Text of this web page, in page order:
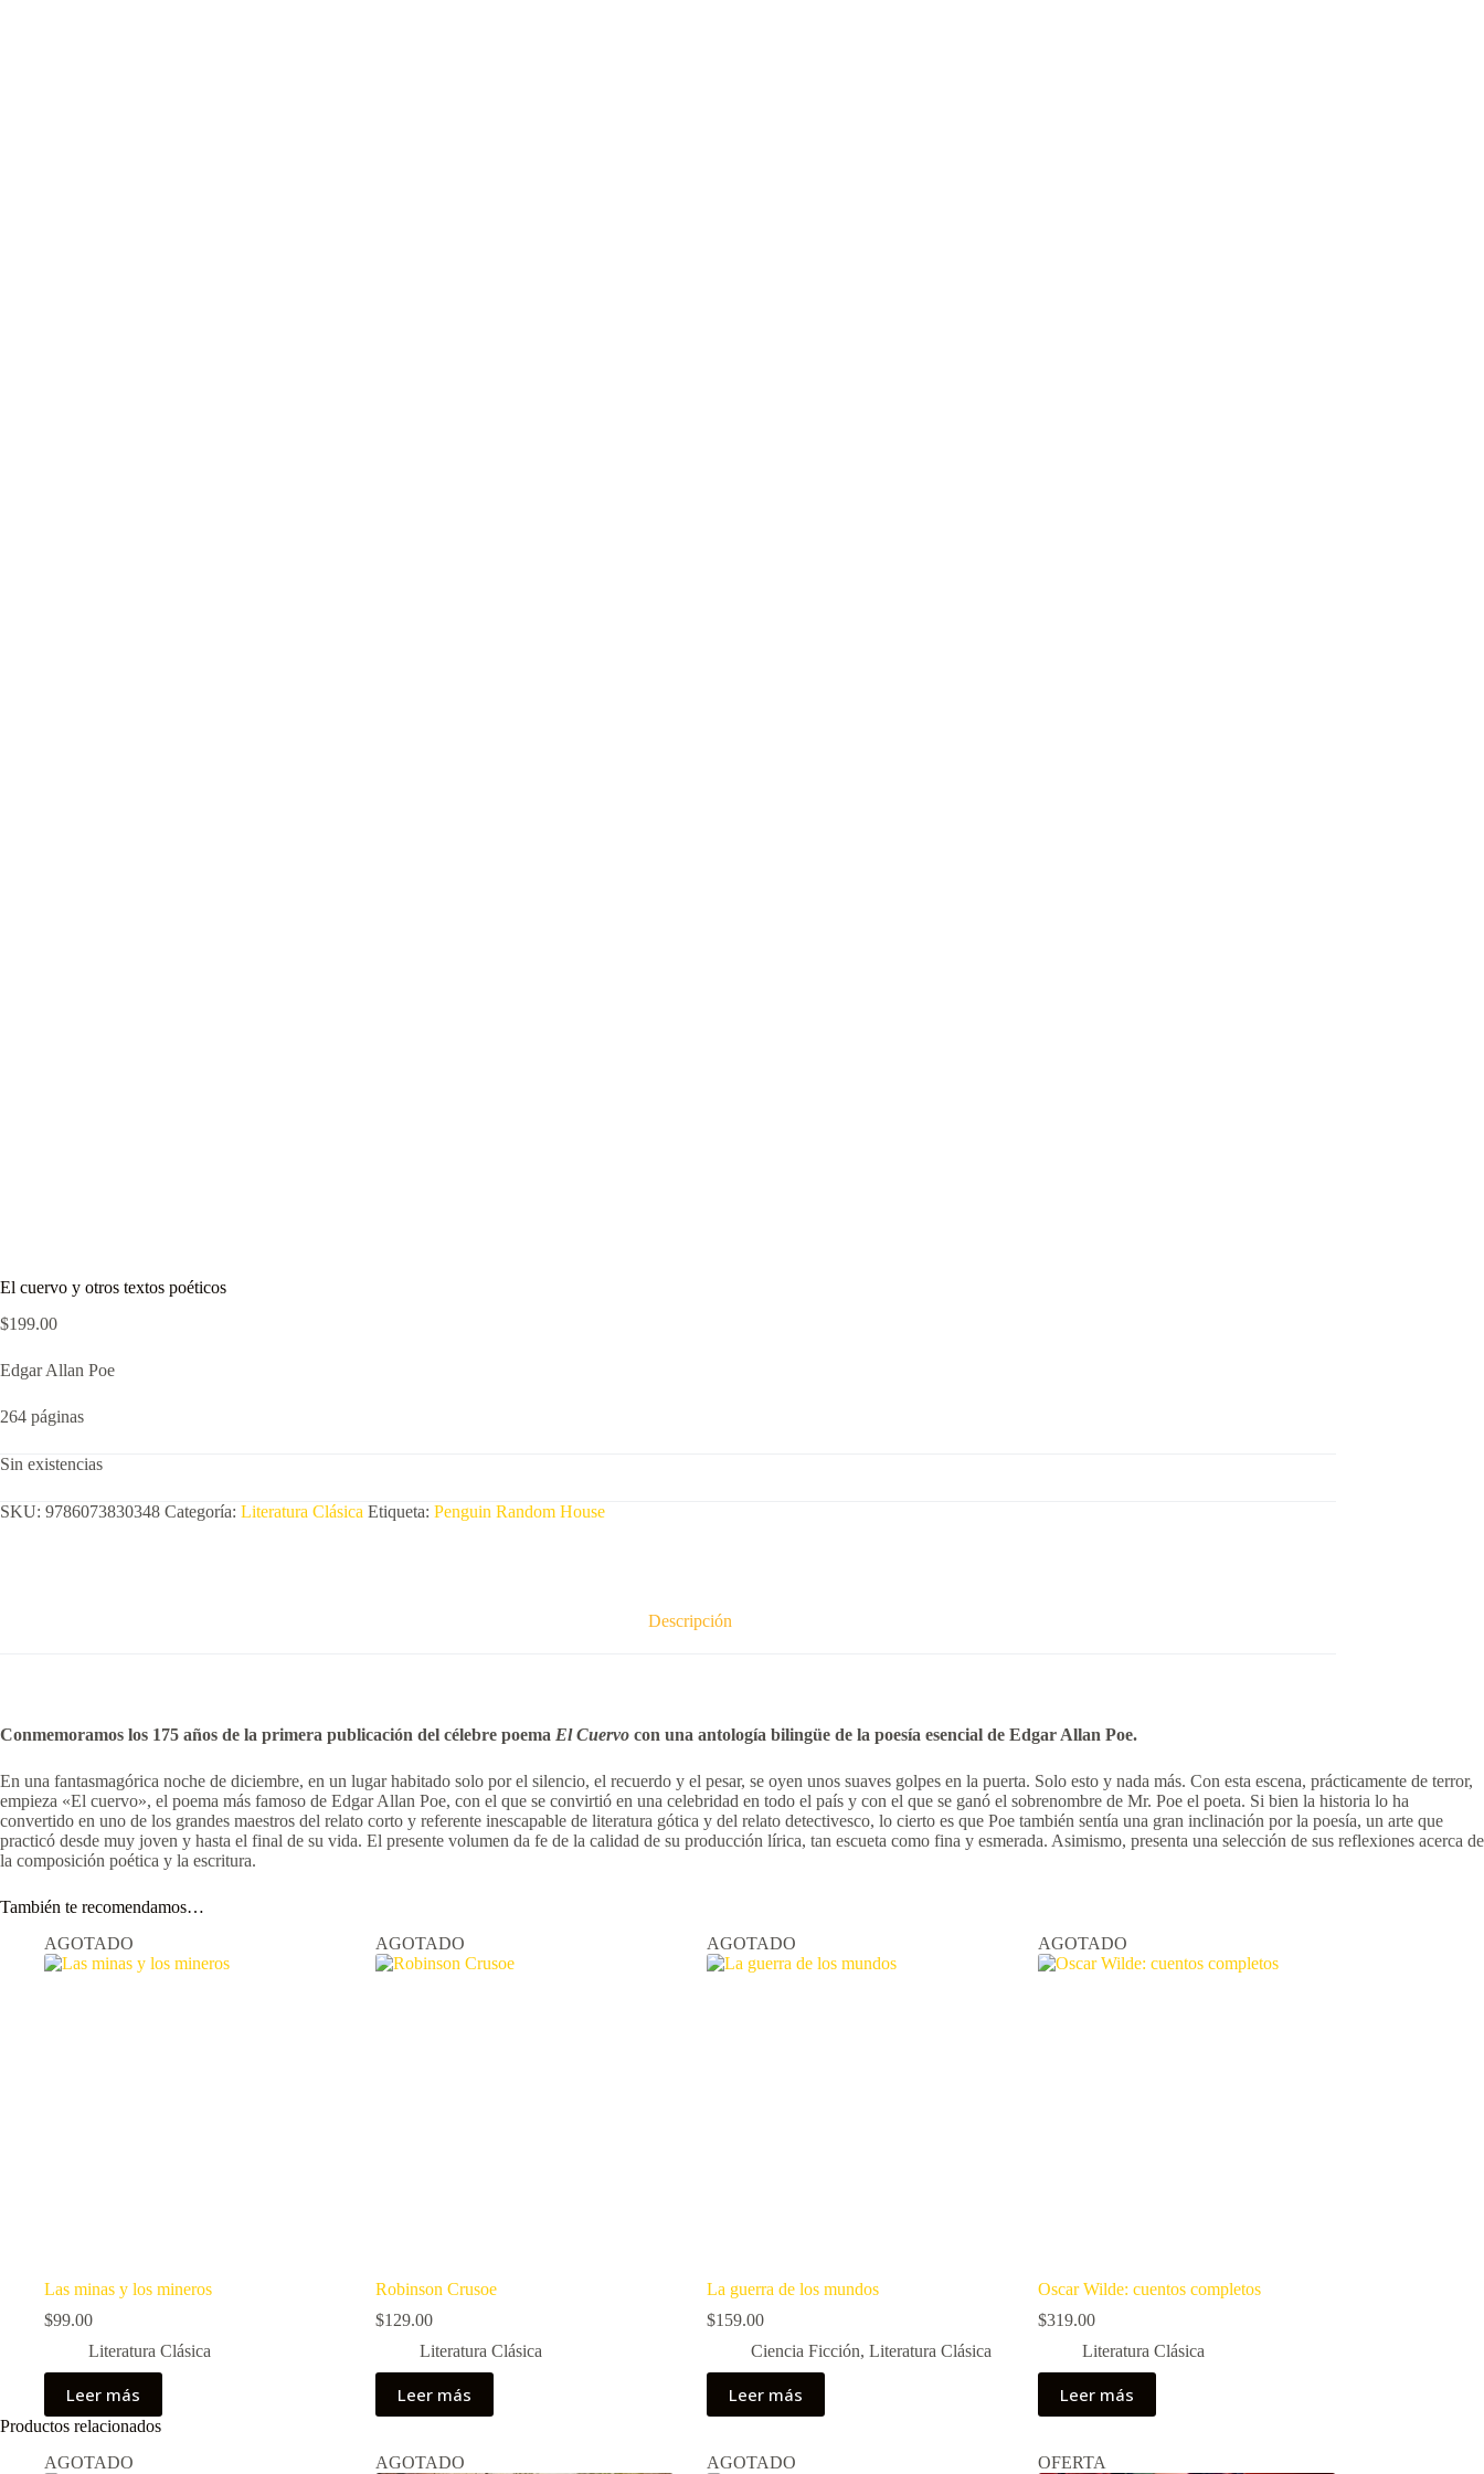
El cuervo y otros textos poéticos
$199.00
Edgar Allan Poe
264 páginas
Sin existencias
SKU: 9786073830348 Categoría: Literatura Clásica Etiqueta: Penguin Random House
Descripción
Conmemoramos los 175 años de la primera publicación del célebre poema El Cuervo con una antología bilingüe de la poesía esencial de Edgar Allan Poe.
En una fantasmagórica noche de diciembre, en un lugar habitado solo por el silencio, el recuerdo y el pesar, se oyen unos suaves golpes en la puerta. Solo esto y nada más. Con esta escena, prácticamente de terror,
empieza «El cuervo», el poema más famoso de Edgar Allan Poe, con el que se convirtió en una celebridad en todo el país y con el que se ganó el sobrenombre de Mr. Poe el poeta. Si bien la historia lo ha
convertido en uno de los grandes maestros del relato corto y referente inescapable de literatura gótica y del relato detectivesco, lo cierto es que Poe también sentía una gran inclinación por la poesía, un arte que
practicó desde muy joven y hasta el final de su vida. El presente volumen da fe de la calidad de su producción lírica, tan escueta como fina y esmerada. Asimismo, presenta una selección de sus reflexiones acerca de
la composición poética y la escritura.
También te recomendamos…
AGOTADO
Las minas y los mineros
$99.00
Literatura Clásica
Leer más
AGOTADO
Robinson Crusoe
$129.00
Literatura Clásica
Leer más
AGOTADO
La guerra de los mundos
$159.00
Ciencia Ficción, Literatura Clásica
Leer más
AGOTADO
Oscar Wilde: cuentos completos
$319.00
Literatura Clásica
Leer más
Productos relacionados
AGOTADO
AGOTADO AGOTADO OFERTA